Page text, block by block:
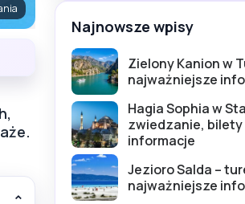
Najnowsze wpisy
Zielony Kanion w
najważniejsze
Hagia Sophia w
zwiedzanie,
informacje
Jezioro Salda –
najważniejsze